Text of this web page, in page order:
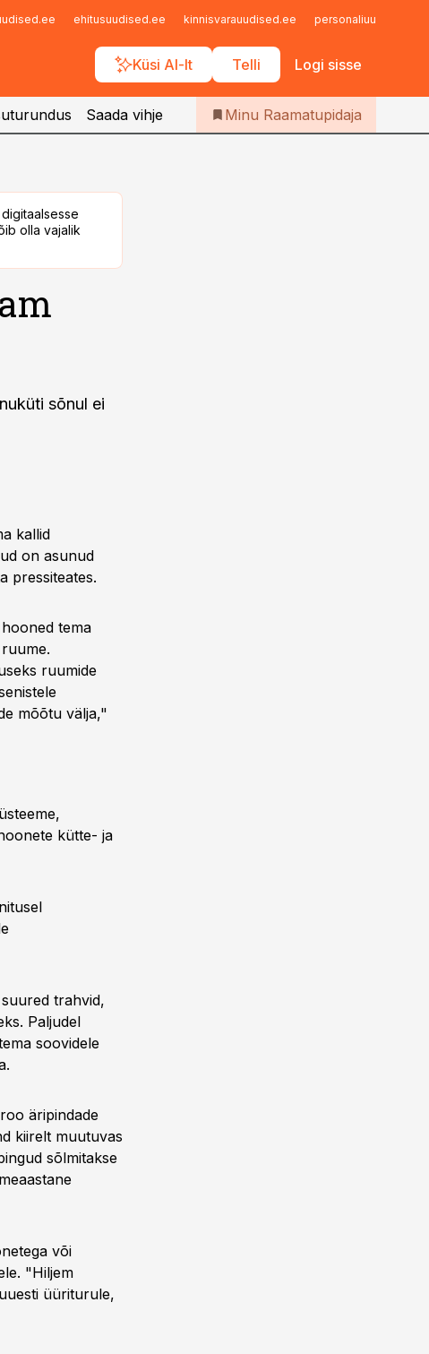
ehitusuudised.ee kinnisvarauudised.ee personaliuudised.ee
Küsi AI-lt Telli Logi sisse
Iseteenindus
Telli Raamatupidaja
Saada vihje Minu Raamatupidaja
olla vajalik
sõnul ei
kallid
on asunud
pressiteates.
tema
ruumide
mõõtu välja,"
kütte- ja
trahvid,
Paljudel
soovidele
äripindade
kiirelt muutuvas
sõlmitakse
või
"Hiljem
üüriturule,